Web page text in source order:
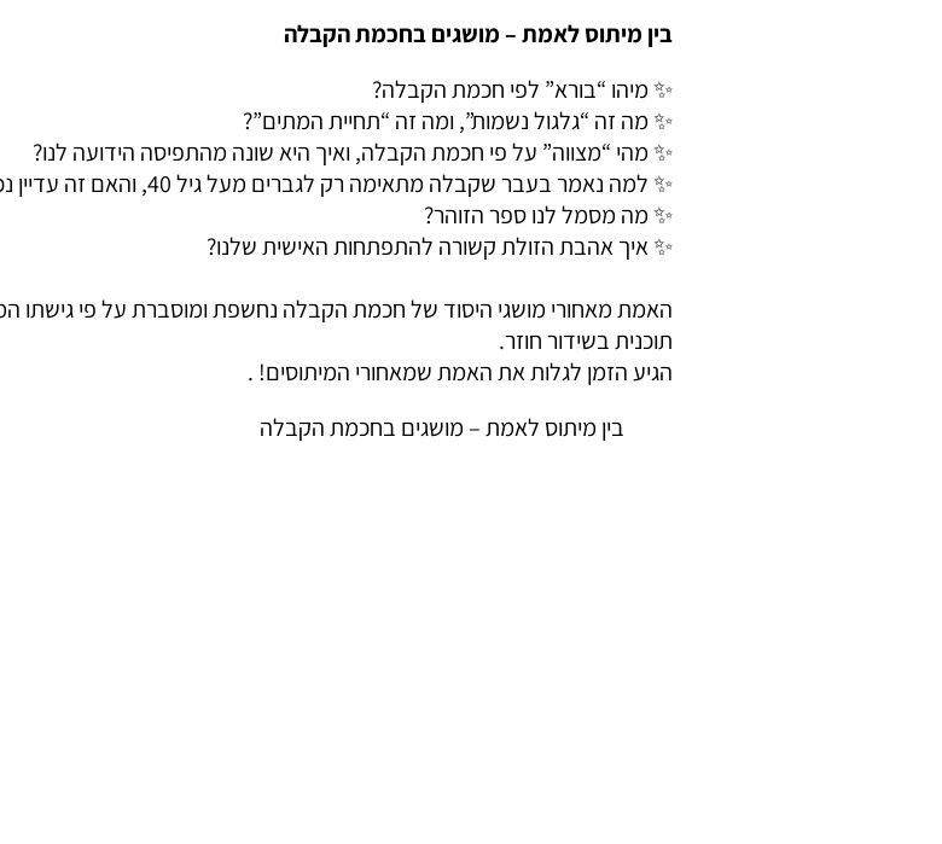
בין מיתוס לאמת – מושגים בחכמת הקבלה
✨ מיהו “בורא” לפי חכמת הקבלה?
✨ מה זה “גלגול נשמות”, ומה זה “תחיית המתים”?
✨ מהי “מצווה” על פי חכמת הקבלה, ואיך היא שונה מהתפיסה הידועה לנו?
✨ למה נאמר בעבר שקבלה מתאימה רק לגברים מעל גיל 40, והאם זה עדיין נכון?
✨ מה מסמל לנו ספר הזוהר?
✨ איך אהבת הזולת קשורה להתפתחות האישית שלנו?
האמת מאחורי מושגי היסוד של חכמת הקבלה נחשפת ומוסברת על פי גישתו
תוכנית בשידור חוזר.
הגיע הזמן לגלות את האמת שמאחורי המיתוסים! .